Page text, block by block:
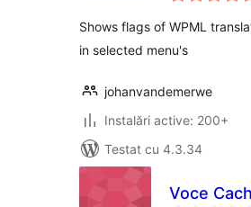
Shows flags of WPML
in selected menu's
johanvandemerwe
Instalări active: 200+
Testat cu 4.3.34
Voce